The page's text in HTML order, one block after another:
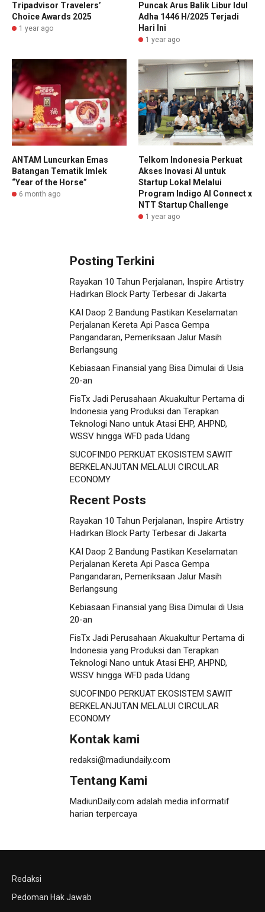
Tripadvisor Travelers’
Choice Awards 2025
1 year ago
Puncak Arus Balik Libur Idul
Adha 1446 H/2025 Terjadi
Hari Ini
1 year ago
ANTAM Luncurkan Emas
Batangan Tematik Imlek
“Year of the Horse”
6 month ago
Telkom Indonesia Perkuat
Akses Inovasi AI untuk
Startup Lokal Melalui
Program Indigo AI Connect x
NTT Startup Challenge
1 year ago
Posting Terkini
Rayakan 10 Tahun Perjalanan, Inspire Artistry
Hadirkan Block Party Terbesar di Jakarta
KAI Daop 2 Bandung Pastikan Keselamatan
Perjalanan Kereta Api Pasca Gempa
Pangandaran, Pemeriksaan Jalur Masih
Berlangsung
Kebiasaan Finansial yang Bisa Dimulai di Usia
20-an
FisTx Jadi Perusahaan Akuakultur Pertama di
Indonesia yang Produksi dan Terapkan
Teknologi Nano untuk Atasi EHP, AHPND,
WSSV hingga WFD pada Udang
SUCOFINDO PERKUAT EKOSISTEM SAWIT
BERKELANJUTAN MELALUI CIRCULAR
ECONOMY
Recent Posts
Rayakan 10 Tahun Perjalanan, Inspire Artistry
Hadirkan Block Party Terbesar di Jakarta
KAI Daop 2 Bandung Pastikan Keselamatan
Perjalanan Kereta Api Pasca Gempa
Pangandaran, Pemeriksaan Jalur Masih
Berlangsung
Kebiasaan Finansial yang Bisa Dimulai di Usia
20-an
FisTx Jadi Perusahaan Akuakultur Pertama di
Indonesia yang Produksi dan Terapkan
Teknologi Nano untuk Atasi EHP, AHPND,
WSSV hingga WFD pada Udang
SUCOFINDO PERKUAT EKOSISTEM SAWIT
BERKELANJUTAN MELALUI CIRCULAR
ECONOMY
Kontak kami
redaksi@madiundaily.com
Tentang Kami
MadiunDaily.com adalah media informatif
harian terpercaya
Redaksi
Pedoman Hak Jawab